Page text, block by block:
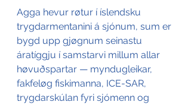
Agga hevur røtur í íslendsku
trygdarmentanini á sjónum, sum er
bygd upp gjøgnum seinastu
áratíggju í samstarvi millum allar
høvuðspartar — myndugleikar,
fakfeløg fiskimanna, ICE-SAR,
trygdarskúlan fyri sjómenn og